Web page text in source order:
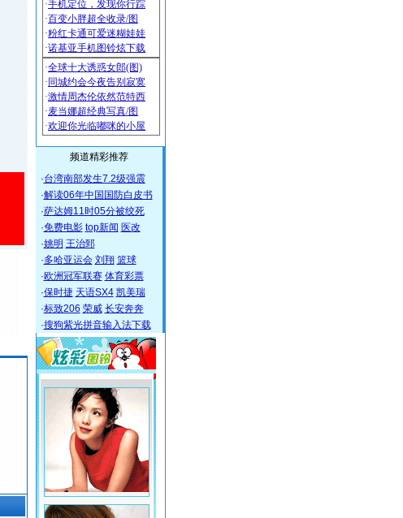
频道精彩推荐
·台湾南部发生7.2级强震
·解读06年中国国防白皮书
·萨达姆11时05分被绞死
·免费电影 top新闻 医改
·姚明 王治郅
·多哈亚运会 刘翔 篮球
·欧洲冠军联赛 体育彩票
·保时捷 天语SX4 凯美瑞
·标致206 荣威 长安奔奔
·搜狗紫光拼音输入法下载